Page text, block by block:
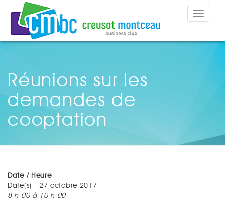
Toggle
Réunions sur les
demandes de
cooptation
Date / Heure
Date(s) - 27 octobre 2017
8 h 00 à 10 h 00